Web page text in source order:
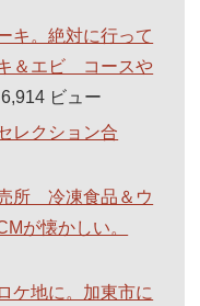
キ。絶対に行って
＆エビ コースや
ビュー
レクション合
所 冷凍食品＆ウ
が懐かしい。
ケ地に。加東市に